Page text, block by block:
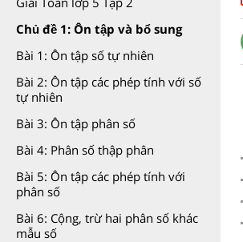
Chủ đề 1: Ôn tập và bổ sung
Bài 1: Ôn tập số tự nhiên
Bài 2: Ôn tập các phép tính với số
tự nhiên
Bài 3: Ôn tập phân số
Bài 4: Phân số thập phân
Bài 5: Ôn tập các phép tính với
phân số
Bài 6: Cộng, trừ hai phân số khác
mẫu số